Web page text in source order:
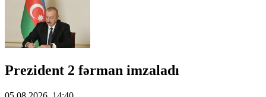
Prezident 2 fərman imzaladı